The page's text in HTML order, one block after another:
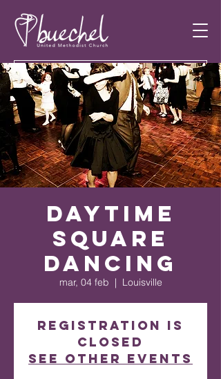
Daytime
Square
Dancing
mar, 04 feb
  |
Louisville
Registration is
closed
See other events